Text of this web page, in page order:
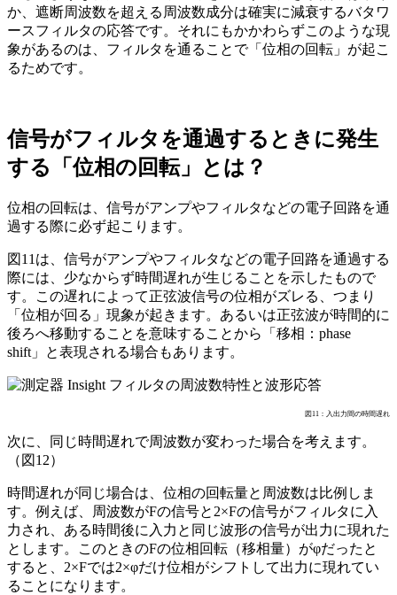
か、遮断周波数を超える周波数成分は確実に減衰するバタワ
ースフィルタの応答です。それにもかかわらずこのような現
象があるのは、フィルタを通ることで「位相の回転」が起こ
るためです。
信号がフィルタを通過するときに発生
する「位相の回転」とは？
位相の回転は、信号がアンプやフィルタなどの電子回路を通
過する際に必ず起こります。
図11は、信号がアンプやフィルタなどの電子回路を通過する
際には、少なからず時間遅れが生じることを示したもので
す。この遅れによって正弦波信号の位相がズレる、つまり
「位相が回る」現象が起きます。あるいは正弦波が時間的に
後ろへ移動することを意味することから「移相：phase
shift」と表現される場合もあります。
図11：入出力間の時間遅れ
次に、同じ時間遅れで周波数が変わった場合を考えます。
（図12）
時間遅れが同じ場合は、位相の回転量と周波数は比例しま
す。例えば、周波数がFの信号と2×Fの信号がフィルタに入
力され、ある時間後に入力と同じ波形の信号が出力に現れた
とします。このときのFの位相回転（移相量）がφだったと
すると、2×Fでは2×φだけ位相がシフトして出力に現れてい
ることになります。